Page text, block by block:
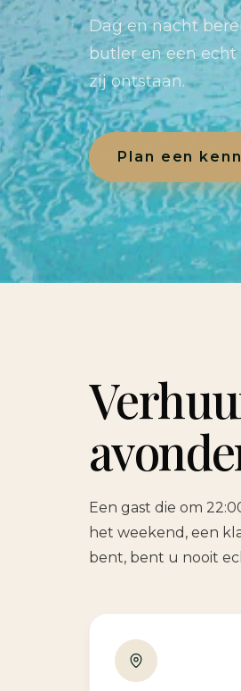
Dag en nacht
butler en een echt
zij ontstaan.
Plan een
Een gast die om
het weekend, een
bent, bent u nooit